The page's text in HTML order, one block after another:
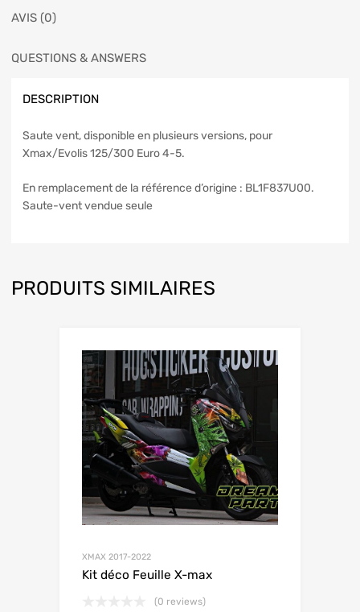
AVIS (0)
QUESTIONS & ANSWERS
DESCRIPTION
Saute vent, disponible en plusieurs versions, pour
Xmax/Evolis 125/300 Euro 4-5.
En remplacement de la référence d’origine : BL1F837U00.
Saute-vent vendue seule
PRODUITS SIMILAIRES
XMAX 2017-2022
Kit déco Feuille X-max
(0 reviews)